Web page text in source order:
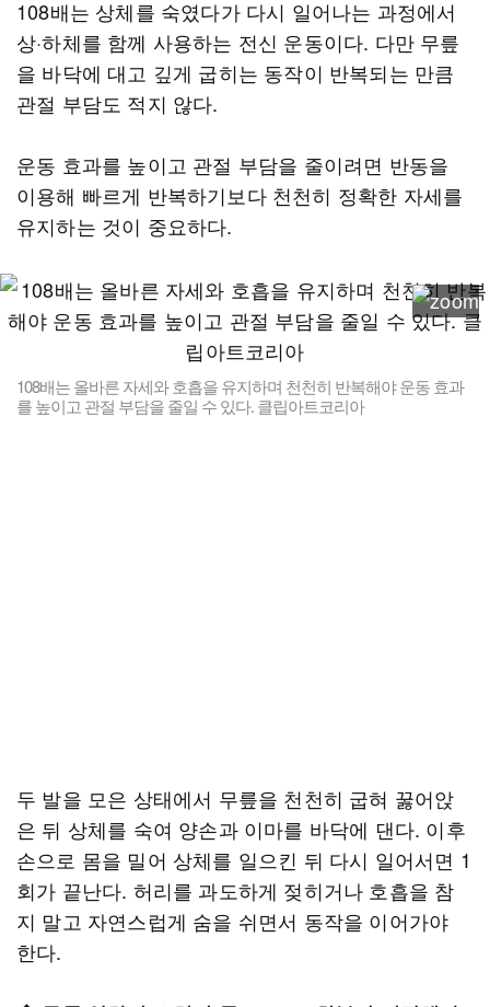
108배는 상체를 숙였다가 다시 일어나는 과정에서
상·하체를 함께 사용하는 전신 운동이다. 다만 무릎
을 바닥에 대고 깊게 굽히는 동작이 반복되는 만큼
관절 부담도 적지 않다.
운동 효과를 높이고 관절 부담을 줄이려면 반동을
이용해 빠르게 반복하기보다 천천히 정확한 자세를
유지하는 것이 중요하다.
108배는 올바른 자세와 호흡을 유지하며 천천히 반복해야 운동 효과
를 높이고 관절 부담을 줄일 수 있다. 클립아트코리아
두 발을 모은 상태에서 무릎을 천천히 굽혀 꿇어앉
은 뒤 상체를 숙여 양손과 이마를 바닥에 댄다. 이후
손으로 몸을 밀어 상체를 일으킨 뒤 다시 일어서면 1
회가 끝난다. 허리를 과도하게 젖히거나 호흡을 참
지 말고 자연스럽게 숨을 쉬면서 동작을 이어가야
한다.